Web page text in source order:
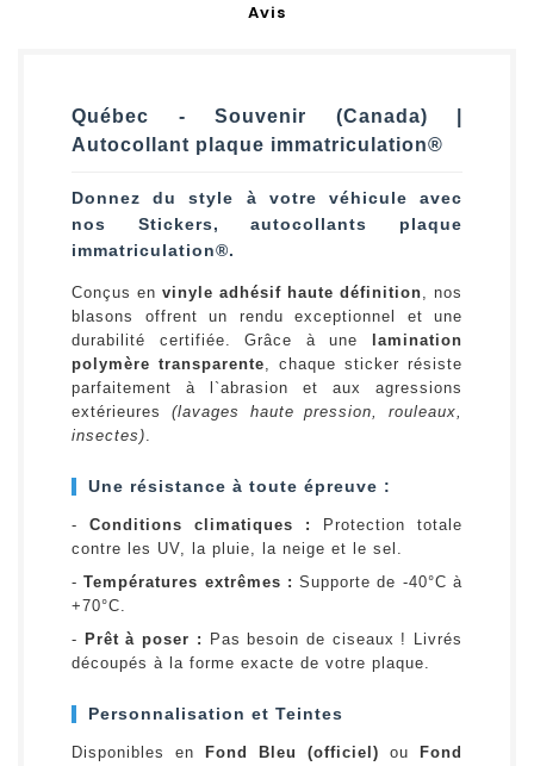
Avis
Québec - Souvenir (Canada) |
Autocollant plaque immatriculation®
Donnez du style à votre véhicule avec
nos Stickers, autocollants plaque
immatriculation®.
Conçus en vinyle adhésif haute définition, nos
blasons offrent un rendu exceptionnel et une
durabilité certifiée. Grâce à une
lamination
polymère transparente, chaque sticker résiste
parfaitement à l`abrasion et aux agressions
extérieures (lavages haute pression, rouleaux,
insectes).
Une résistance à toute épreuve :
- Conditions climatiques :
Protection totale
contre les UV, la pluie, la neige et le sel.
-Températures extrêmes : Supporte de -40°C à
+70°C.
- Prêt à poser :
Pas besoin de ciseaux ! Livrés
découpés à la forme exacte de votre plaque.
Personnalisation et Teintes
Disponibles en Fond Bleu (officiel) ou
Fond